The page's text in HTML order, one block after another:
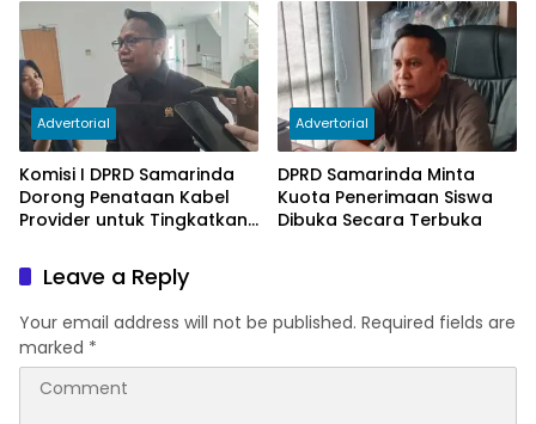
Advertorial
Komisi I DPRD Samarinda
Dorong Penataan Kabel
Provider untuk Tingkatkan
Advertorial
DPRD Samarinda Minta
Kuota Penerimaan Siswa
Dibuka Secara Terbuka
Leave a Reply
Your email address will not be published. Required fields are
marked *